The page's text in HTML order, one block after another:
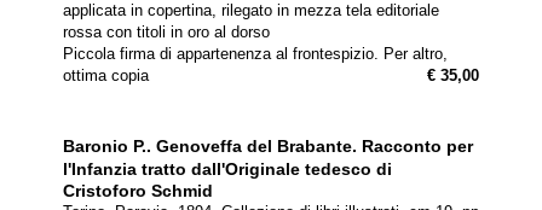
applicata in copertina, rilegato in mezza tela editoriale
rossa con titoli in oro al dorso
Piccola firma di appartenenza al frontespizio. Per altro,
ottima copia
€ 35,00
Baronio P.. Genoveffa del Brabante. Racconto per
l'Infanzia tratto dall'Originale tedesco di
Cristoforo Schmid